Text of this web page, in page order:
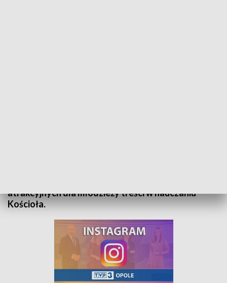
atrakcyjnych dla młodzieży treści w nauczaniu
Kościoła.